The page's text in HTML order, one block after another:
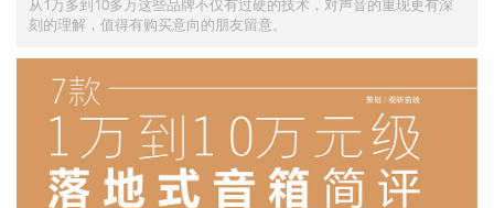
从1万多到10多万这些品牌不仅有过硬的技术，对声音的重现更有深
刻的理解，值得有购买意向的朋友留意。